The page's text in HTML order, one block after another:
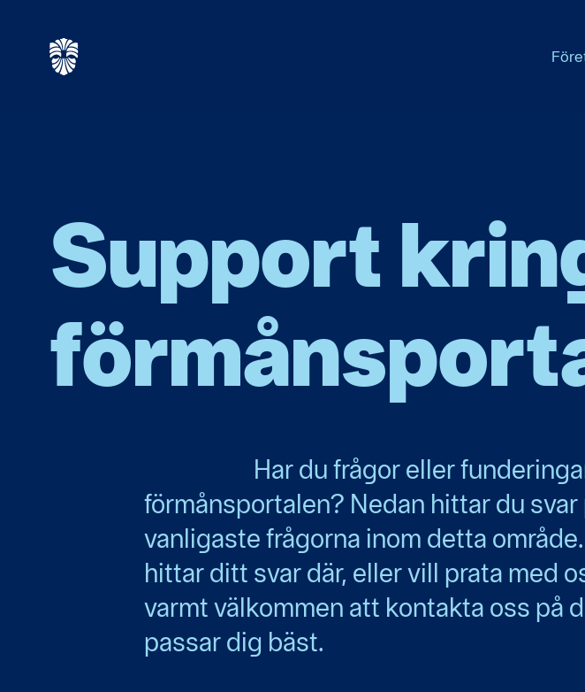
Support
Har du frågor eller
förmånsportalen? Nedan hittar du svar
vanligaste frågorna inom detta
hittar ditt svar där, eller vill prata med
varmt välkommen att kontakta oss på
passar dig bäst.